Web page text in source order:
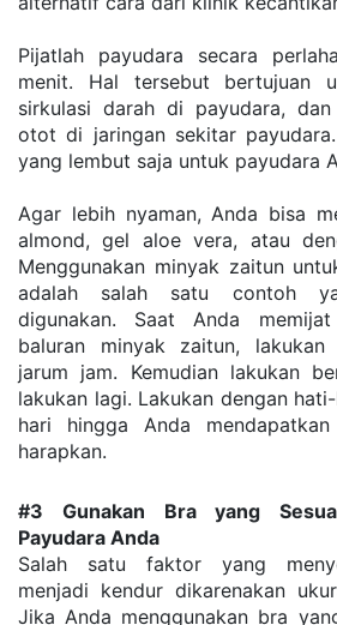
Pijatlah payudara secara
menit. Hal tersebut bertujuan
sirkulasi darah di payudara,
otot di jaringan sekitar
yang lembut saja untuk payudara
Agar lebih nyaman, Anda bisa
almond, gel aloe vera, atau
Menggunakan minyak zaitun
adalah salah satu contoh
digunakan. Saat Anda
baluran minyak zaitun,
jarum jam. Kemudian lakukan
lakukan lagi. Lakukan dengan
hari hingga Anda
harapkan.
#3 Gunakan Bra yang
Payudara Anda
Salah satu faktor yang
menjadi kendur dikarenakan
Jika Anda menggunakan bra